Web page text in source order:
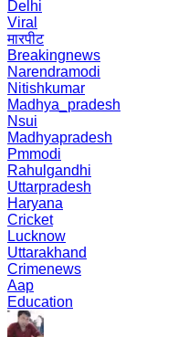
Delhi
Viral
मारपीट
Breakingnews
Narendramodi
Nitishkumar
Madhya_pradesh
Nsui
Madhyapradesh
Pmmodi
Rahulgandhi
Uttarpradesh
Haryana
Cricket
Lucknow
Uttarakhand
Crimenews
Aap
Education